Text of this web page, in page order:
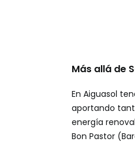
Más allá de
En Aiguasol
aportando
energía
Bon Pastor